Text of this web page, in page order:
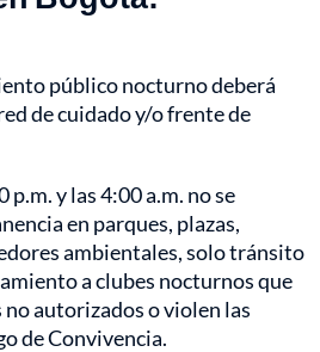
público nocturno deberá
de cuidado y/o frente de
p.m. y las 4:00 a.m. no se
en parques, plazas,
ambientales, solo tránsito
a clubes nocturnos que
autorizados o violen las
de Convivencia.